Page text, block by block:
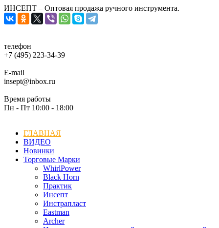
ИНСЕПТ – Оптовая продажа ручного инструмента.
телефон
+7 (495) 223-34-39
E-mail
insept@inbox.ru
Время работы
Пн - Пт 10:00 - 18:00
ГЛАВНАЯ
ВИДЕО
Новинки
Торговые Марки
WhirlPower
Black Horn
Практик
Инсепт
Инстрапласт
Eastman
Archer